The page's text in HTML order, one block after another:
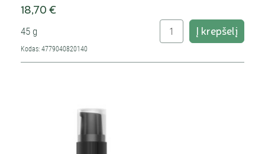
18,70 €
45 g Į krepšelį
Kodas: 4779040820140